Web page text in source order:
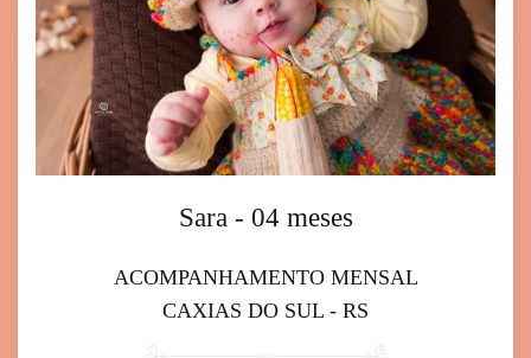
Sara - 04 meses
ACOMPANHAMENTO MENSAL
CAXIAS DO SUL - RS